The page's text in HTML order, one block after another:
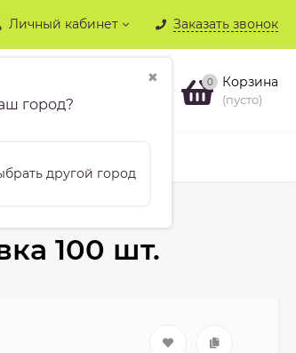
✖
город?
другой город
Личный кабинет Заказать звонок
0 Корзина
(пусто)
100 шт.
100 шт.